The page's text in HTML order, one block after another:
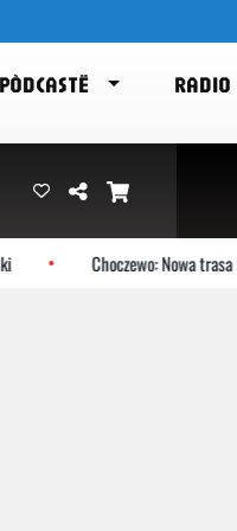
PÒDCASTË RADIO
Choczewo: Nowa trasa